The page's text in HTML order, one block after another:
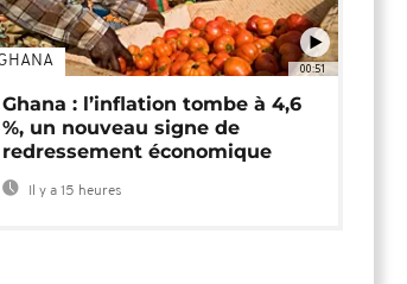
00:51
Ghana : l’inflation tombe à 4,6
%, un nouveau signe de
redressement économique
Il y a 15 heures